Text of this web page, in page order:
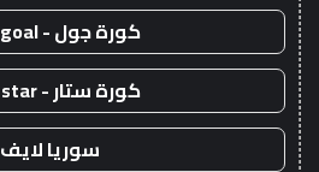
كورة جول - kora goal
كورة ستار - kora star
سوريا لايف